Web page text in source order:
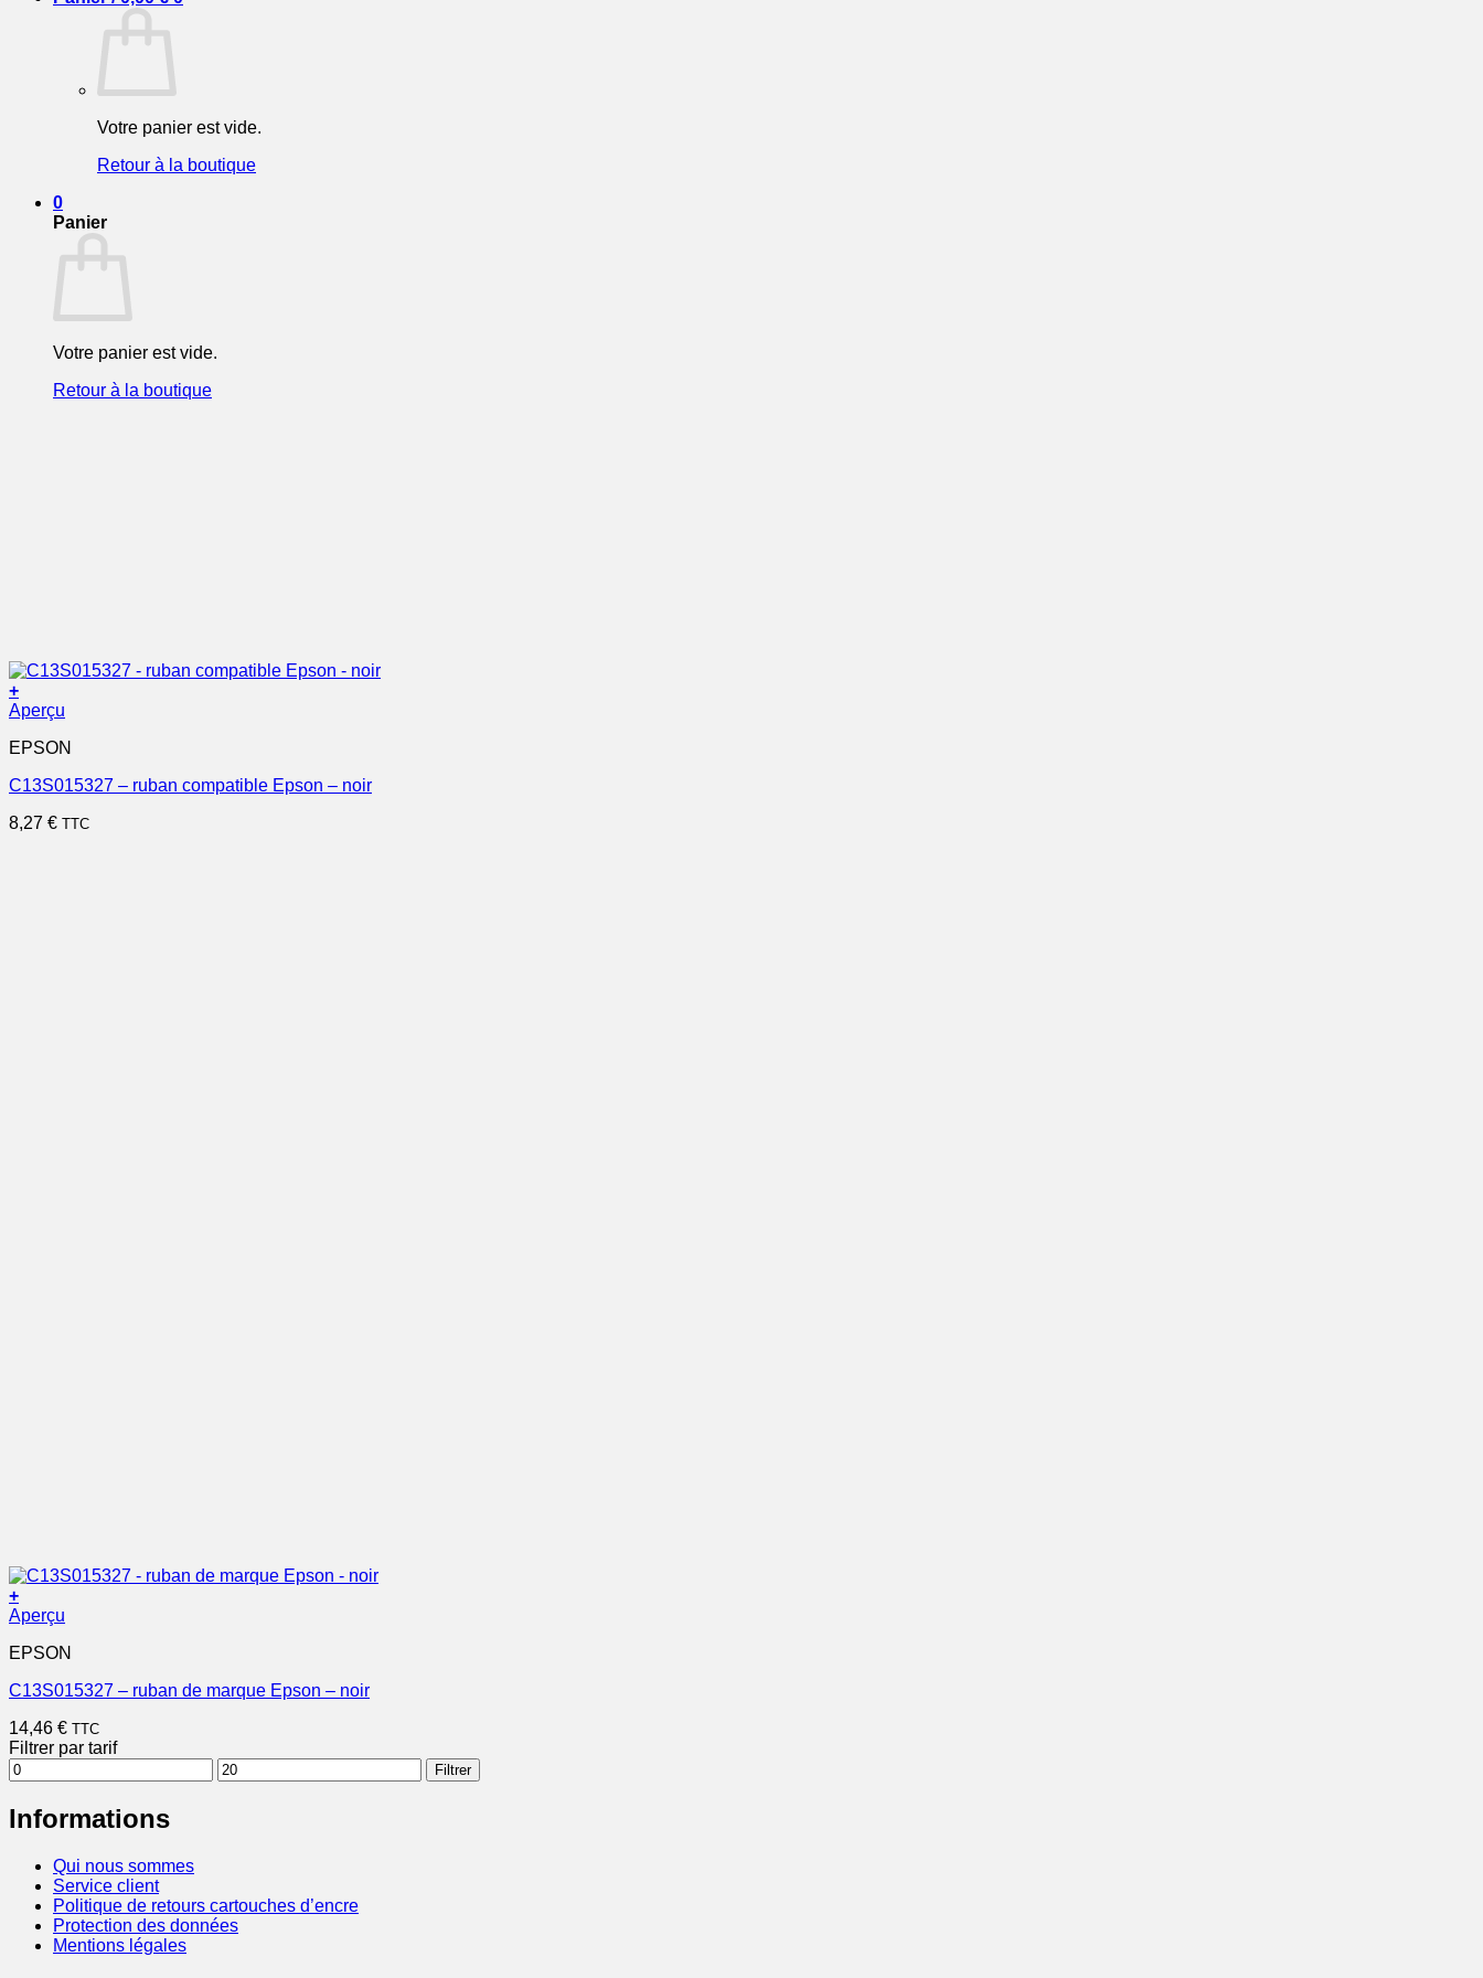
Votre panier est vide.
Retour à la boutique
0
Panier
Votre panier est vide.
Retour à la boutique
+
Aperçu
EPSON
C13S015327 – ruban compatible Epson – noir
8,27 € TTC
+
Aperçu
EPSON
C13S015327 – ruban de marque Epson – noir
14,46 € TTC
Filtrer par tarif
Prix
min
Prix
max
Filtrer
Informations
Qui nous sommes
Service client
Politique de retours cartouches d’encre
Protection des données
Mentions légales